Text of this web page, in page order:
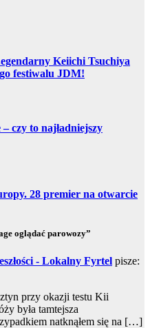
Keiichi Tsuchiya
festiwalu JDM!
czy to najładniejszy
28 premier na otwarcie
oglądać parowozy”
- Lokalny Fyrtel pisze:
przy okazji testu Kii
była tamtejsza
natknąłem się na […]